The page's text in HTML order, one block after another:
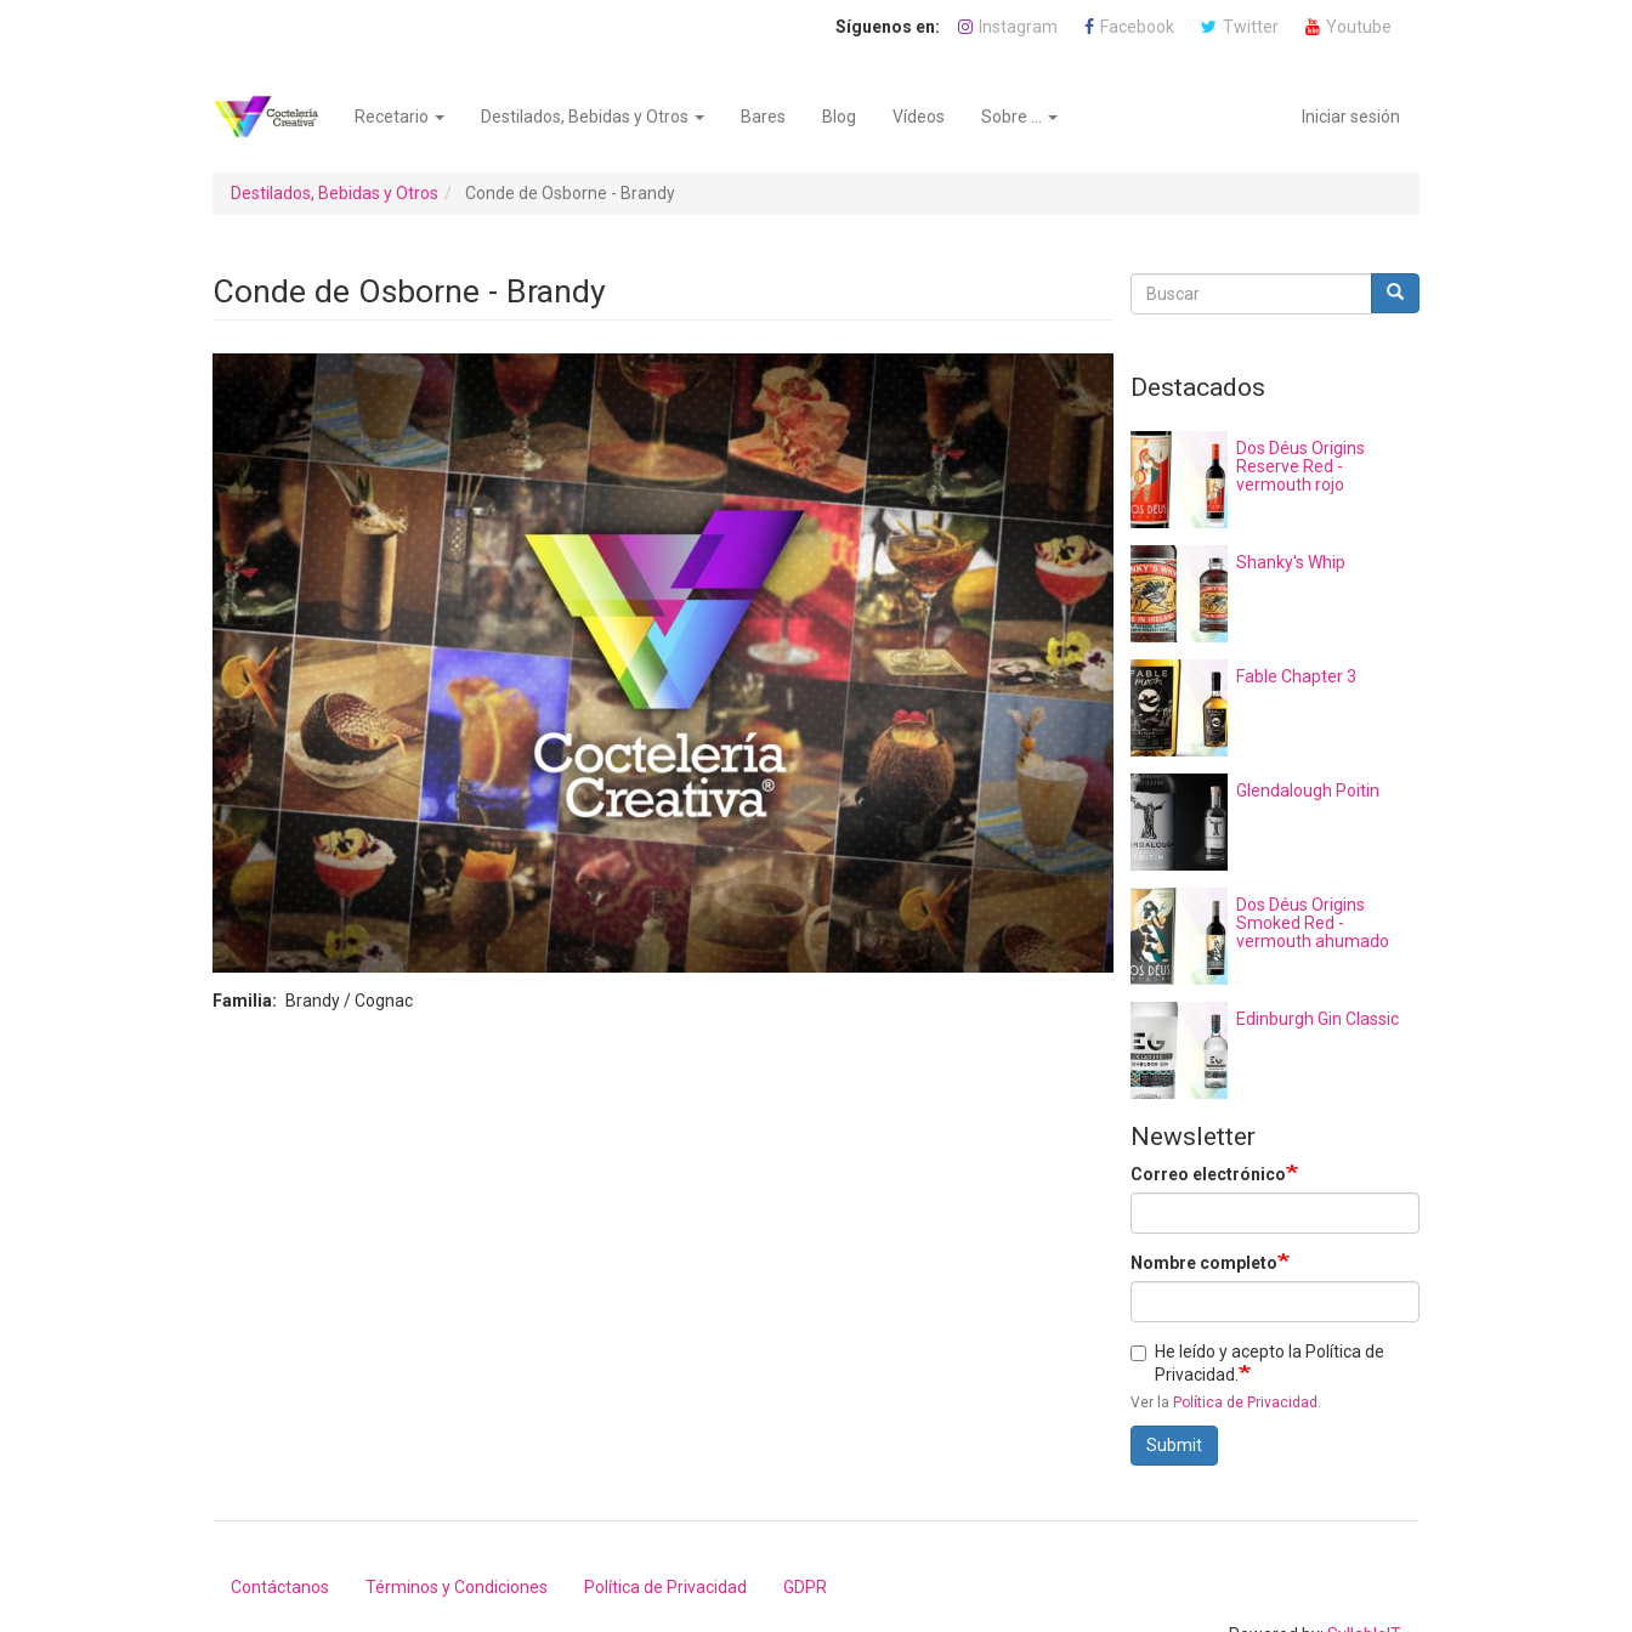
Instagram Facebook Twitter Youtube
NavegaciónRecetario Destilados, Bebidas y Otros Bares Blog Vídeos Sobre ...
Menú
cuenta
de
Iniciar sesión
Destilados, Bebidas y Otros Conde de Osborne - Brandy
Conde de Osborne - Brandy
Familia Brandy / Cognac
Buscar
Buscar Buscar
Destacados
Dos Déus Origins
Reserve Red -
vermouth rojo
Shanky's Whip
Fable Chapter 3
Glendalough Poitin
Dos Déus Origins
Smoked Red -
vermouth ahumado
Edinburgh Gin Classic
Newsletter
Correo electrónico
Nombre completo
He leído y acepto la Política de
Privacidad.
Ver la Política de Privacidad .
Submit
Footer
Contáctanos Términos y Condiciones Política de Privacidad GDPR